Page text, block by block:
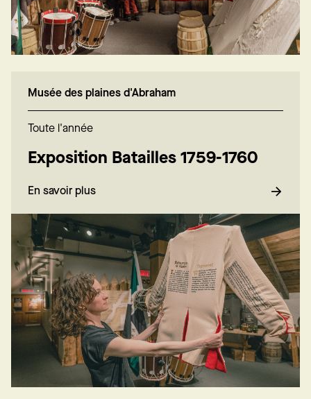
Musée des plaines d'Abraham
Toute l'année
Exposition Batailles 1759-1760
En savoir plus